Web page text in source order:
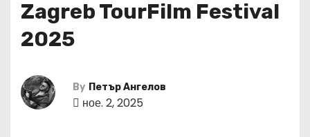
Zagreb TourFilm Festival
2025
By Петър Ангелов
ное. 2, 2025